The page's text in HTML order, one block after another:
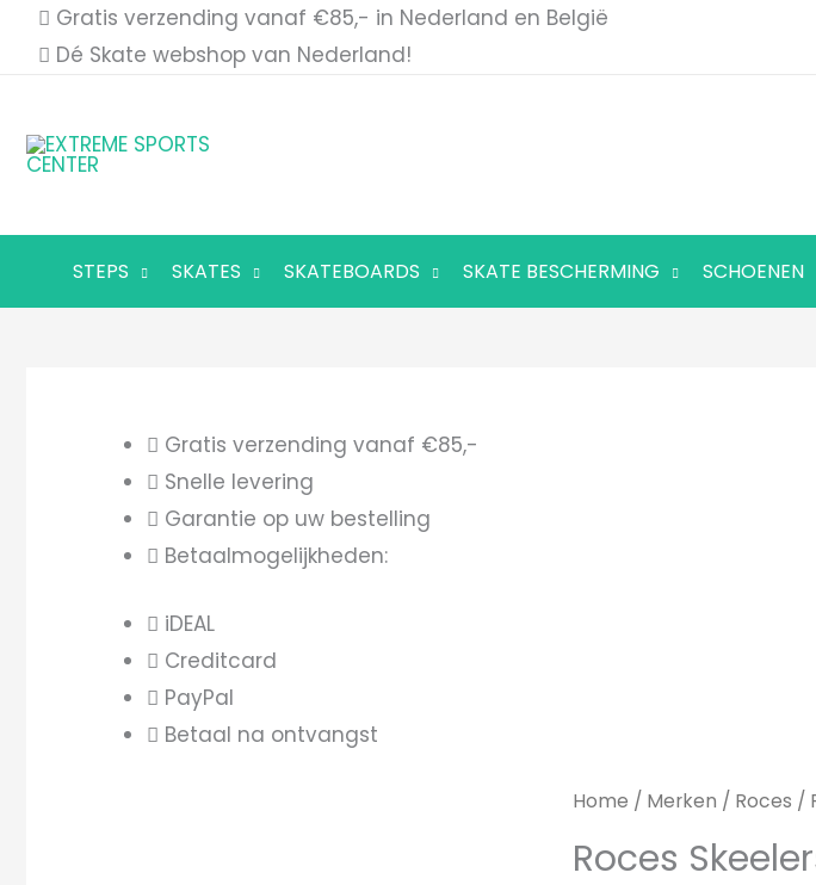
naar
inhoud
Gratis verzending vanaf €85,- in Nederland en België
Dé Skate webshop van Nederland!
STEPS SKATES SKATEBOARDS SKATE BESCHERMING SCHOENEN
Gratis verzending vanaf €85,-
Snelle levering
Garantie op uw bestelling
Betaalmogelijkheden:
iDEAL
Creditcard
PayPal
Betaal na ontvangst
Home / Merken / Roces /
Roces